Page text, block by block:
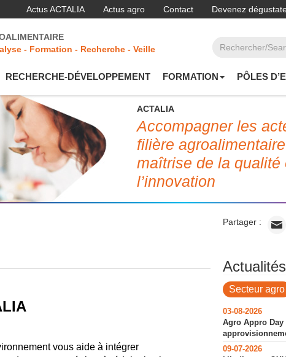
Actus ACTALIA Actus agro Contact Devenez
- Formation - Recherche - Veille
RECHERCHE-DÉVELOPPEMENT FORMATION PÔLES
ACTALIA
Accompagner les
filière
maîtrise de la qualité
l’innovation
Partager :
vous aide à intégrer
Actualités
Secteur agro
03-08-2026
Agro Appro
09-07-2026